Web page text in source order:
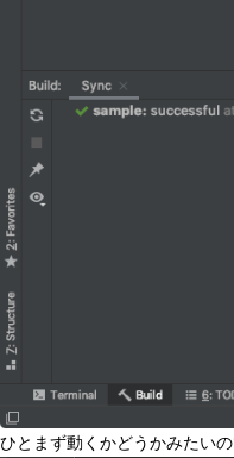
ひとまず動くかどうかみたい